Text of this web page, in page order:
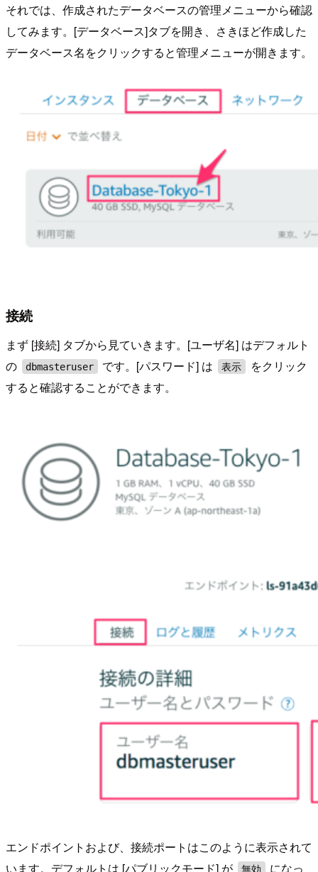
それでは、作成されたデータベースの管理メニューから確認
してみます。[データベース]タブを開き、さきほど作成した
データベース名をクリックすると管理メニューが開きます。
接続
まず [接続] タブから見ていきます。[ユーザ名] はデフォルト
の
dbmasteruser です。[パスワード] は 表示
をクリック
すると確認することができます。
エンドポイントおよび、接続ポートはこのように表示されて
います。デフォルトは [パブリックモード] が
無効
になっ